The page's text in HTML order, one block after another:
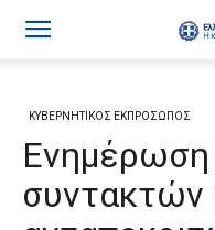
ΚΥΒΕΡΝΗΤΙΚΟΣ ΕΚΠΡΟΣΩΠΟΣ
Ενημέρωση
συντακτών